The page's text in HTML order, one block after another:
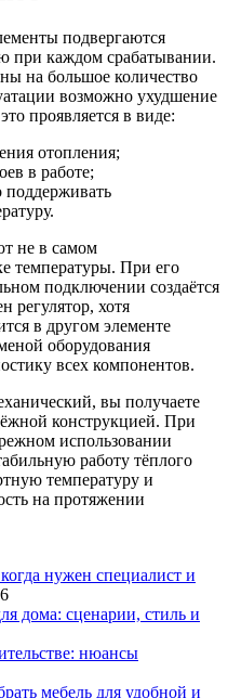
подвергаются
при каждом срабатывании.
на большое количество
возможно ухудшение
проявляется в виде:
отопления;
в работе;
поддерживать
не в самом
температуры. При его
подключении создаётся
регулятор, хотя
в другом элементе
оборудования
всех компонентов.
вы получаете
конструкцией. При
использовании
работу тёплого
температуру и
на протяжении
нужен специалист и
дома: сценарии, стиль и
нюансы
мебель для удобной и